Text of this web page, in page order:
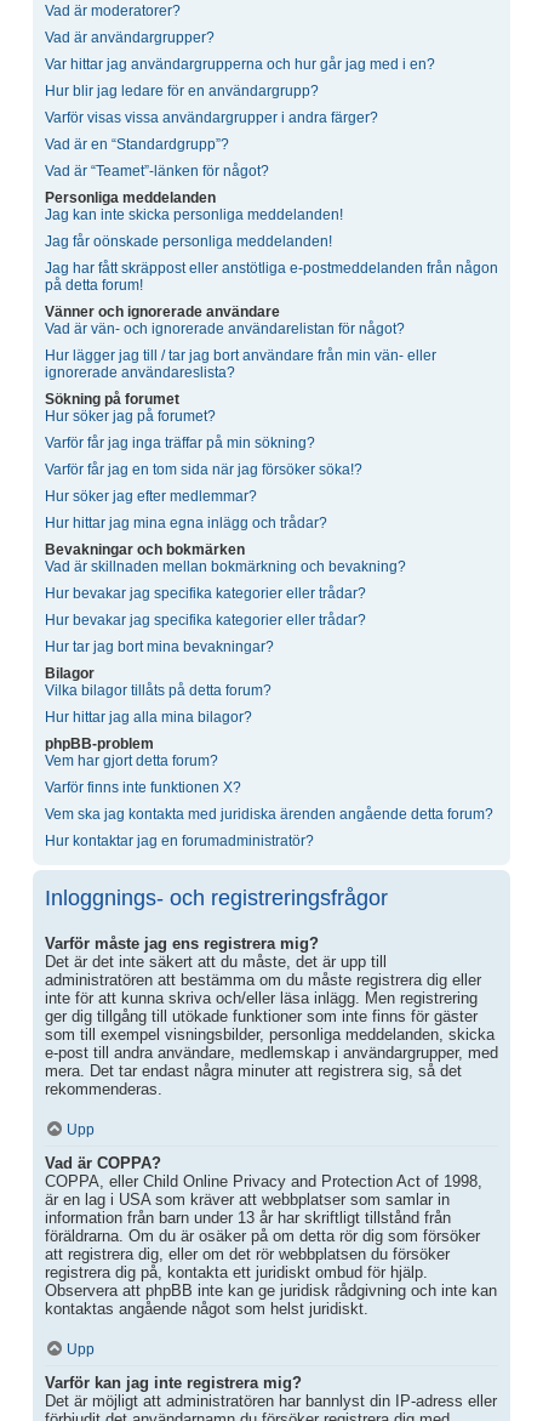
Vad är moderatorer?
Vad är användargrupper?
Var hittar jag användargrupperna och hur går jag med i en?
Hur blir jag ledare för en användargrupp?
Varför visas vissa användargrupper i andra färger?
Vad är en “Standardgrupp”?
Vad är “Teamet”-länken för något?
Personliga meddelanden
Jag kan inte skicka personliga meddelanden!
Jag får oönskade personliga meddelanden!
Jag har fått skräppost eller anstötliga e-postmeddelanden från någon
på detta forum!
Vänner och ignorerade användare
Vad är vän- och ignorerade användarelistan för något?
Hur lägger jag till / tar jag bort användare från min vän- eller
ignorerade användareslista?
Sökning på forumet
Hur söker jag på forumet?
Varför får jag inga träffar på min sökning?
Varför får jag en tom sida när jag försöker söka!?
Hur söker jag efter medlemmar?
Hur hittar jag mina egna inlägg och trådar?
Bevakningar och bokmärken
Vad är skillnaden mellan bokmärkning och bevakning?
Hur bevakar jag specifika kategorier eller trådar?
Hur bevakar jag specifika kategorier eller trådar?
Hur tar jag bort mina bevakningar?
Bilagor
Vilka bilagor tillåts på detta forum?
Hur hittar jag alla mina bilagor?
phpBB-problem
Vem har gjort detta forum?
Varför finns inte funktionen X?
Vem ska jag kontakta med juridiska ärenden angående detta forum?
Hur kontaktar jag en forumadministratör?
Inloggnings- och registreringsfrågor
Varför måste jag ens registrera mig?
Det är det inte säkert att du måste, det är upp till
administratören att bestämma om du måste registrera dig eller
inte för att kunna skriva och/eller läsa inlägg. Men registrering
ger dig tillgång till utökade funktioner som inte finns för gäster
som till exempel visningsbilder, personliga meddelanden, skicka
e-post till andra användare, medlemskap i användargrupper, med
mera. Det tar endast några minuter att registrera sig, så det
rekommenderas.
Upp
Vad är COPPA?
COPPA, eller Child Online Privacy and Protection Act of 1998,
är en lag i USA som kräver att webbplatser som samlar in
information från barn under 13 år har skriftligt tillstånd från
föräldrarna. Om du är osäker på om detta rör dig som försöker
att registrera dig, eller om det rör webbplatsen du försöker
registrera dig på, kontakta ett juridiskt ombud för hjälp.
Observera att phpBB inte kan ge juridisk rådgivning och inte kan
kontaktas angående något som helst juridiskt.
Upp
Varför kan jag inte registrera mig?
Det är möjligt att administratören har bannlyst din IP-adress eller